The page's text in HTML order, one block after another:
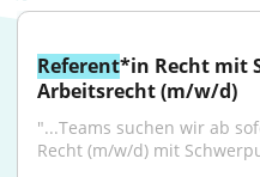
Referent*in Recht mit
Arbeitsrecht (m/w/d)
"...Teams suchen wir ab
Recht (m/w/d) mit